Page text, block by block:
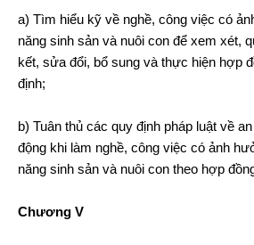
a) Tìm hiểu kỹ về nghề, công việc có
năng sinh sản và nuôi con để xem xét,
kết, sửa đổi, bổ sung và thực hiện hợp
định;
b) Tuân thủ các quy định pháp luật về
động khi làm nghề, công việc có ảnh
năng sinh sản và nuôi con theo hợp
Chương V